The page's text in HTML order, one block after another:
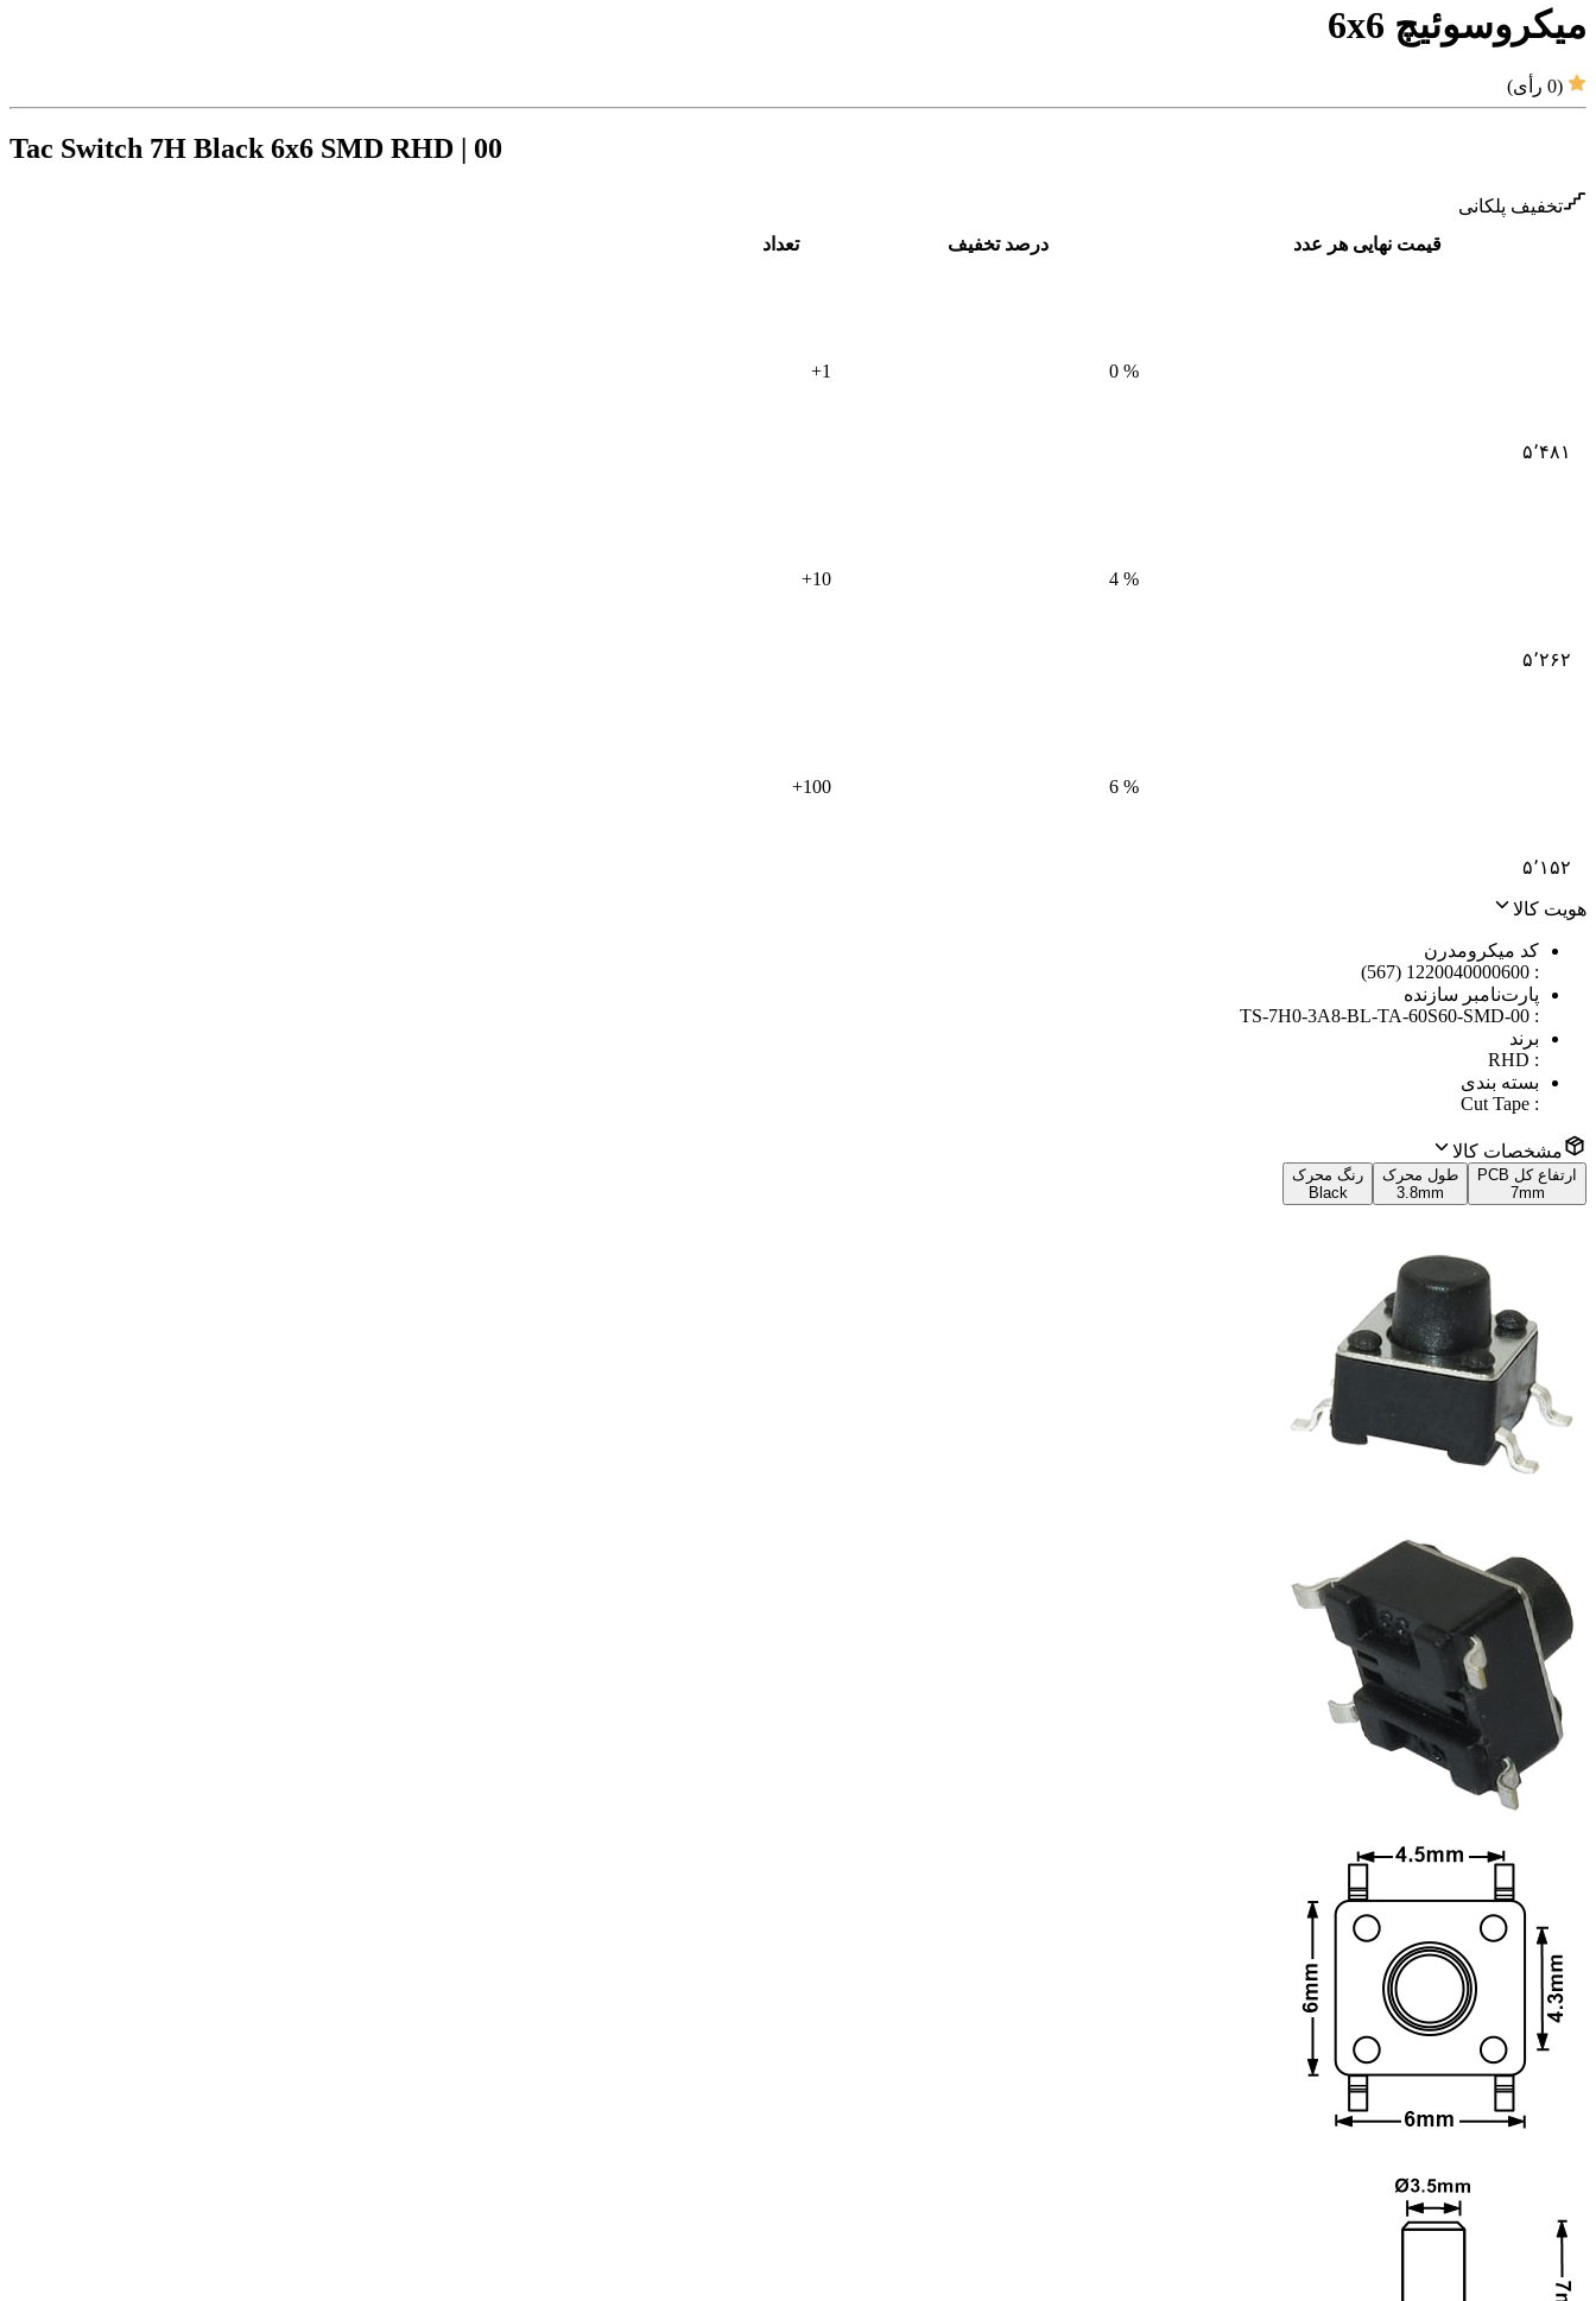
میکروسوئیچ 6x6
(
0 رأی)
Tac Switch 7H Black 6x6 SMD RHD | 00
تخفیف پلکانی
قیمت نهایی هر عدد
درصد تخفیف تعداد
۵٬۴۸۱
%
0
1
+
۵٬۲۶۲
%
4
10
+
۵٬۱۵۲
%
6
100
+
هویت کالا
کد میکرومدرن
:
1220040000600 (567)
پارت‌نامبر سازنده
:
TS-7H0-3A8-BL-TA-60S60-SMD-00
برند
:
RHD
بسته بندی
:
Cut Tape
مشخصات کالا
ارتفاع کل PCB
7mm
طول محرک
3.8mm
رنگ محرک
Black